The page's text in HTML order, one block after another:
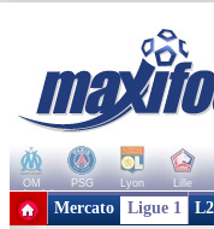
OM PSG Lyon Lille
+ de clubs
Mercato Ligue 1